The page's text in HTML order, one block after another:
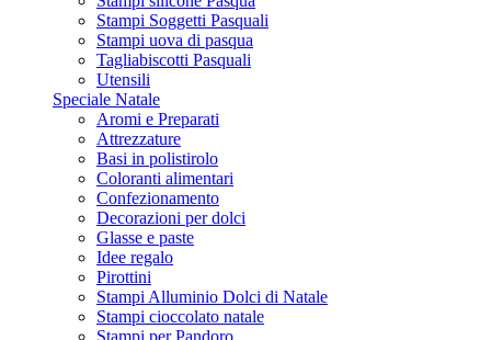
Stampi Soggetti Pasquali
Stampi uova di pasqua
Tagliabiscotti Pasquali
Utensili
Speciale Natale
Aromi e Preparati
Attrezzature
Basi in polistirolo
Coloranti alimentari
Confezionamento
Decorazioni per dolci
Glasse e paste
Idee regalo
Pirottini
Stampi Alluminio Dolci di Natale
Stampi cioccolato natale
Stampi per Pandoro